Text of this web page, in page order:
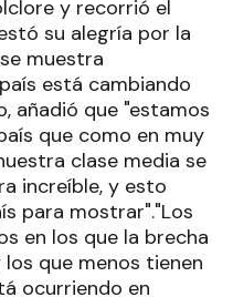
y recorrió el
su alegría por la
muestra
está cambiando
añadió que "estamos
que como en muy
clase media se
increíble, y esto
para mostrar"."Los
en los que la brecha
que menos tienen
ocurriendo en